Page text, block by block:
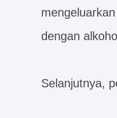
dengan
Selanjutnya,